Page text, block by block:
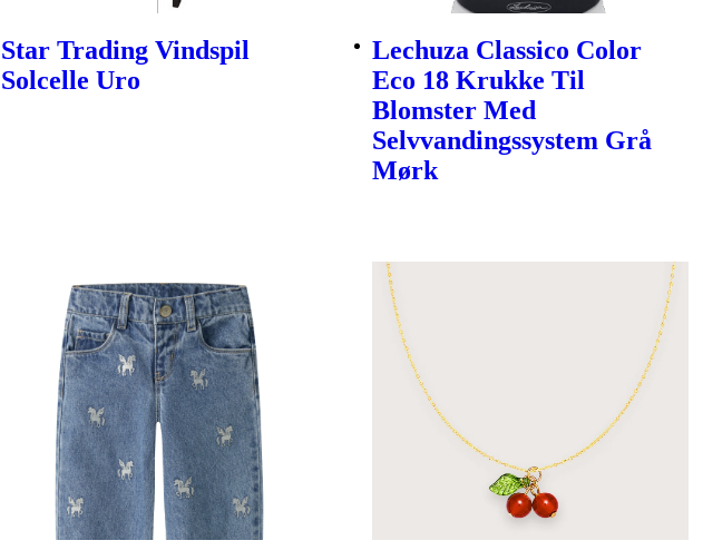
Star Trading Vindspil
Solcelle Uro
Lechuza Classico Color
Eco 18 Krukke Til
Blomster Med
Selvvandingssystem Grå
Mørk